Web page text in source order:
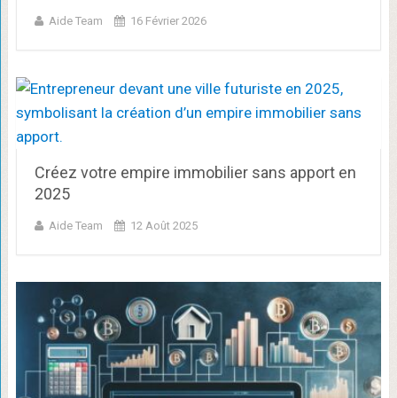
Aide Team 16 Février 2026
Créez votre empire immobilier sans apport en
2025
Aide Team 12 Août 2025